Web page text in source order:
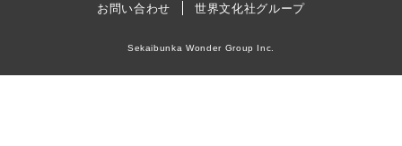
お問い合わせ 世界文化社グループ
Sekaibunka Wonder Group Inc.